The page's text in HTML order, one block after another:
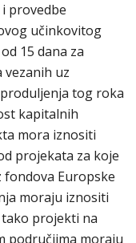
provedbe
učinkovitog
15 dana za
uz
tog roka
kapitalnih
mora iznositi
projekata za koje
Europske
moraju iznositi
tako projekti na
područjima moraju